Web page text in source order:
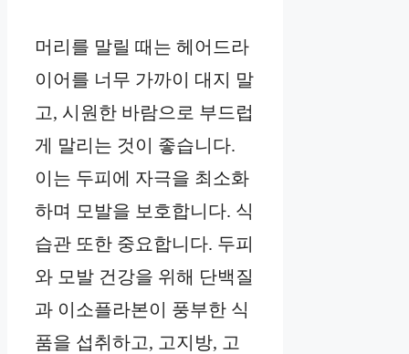
머리를 말릴 때는 헤어드라
이어를 너무 가까이 대지 말
고, 시원한 바람으로 부드럽
게 말리는 것이 좋습니다.
이는 두피에 자극을 최소화
하며 모발을 보호합니다. 식
습관 또한 중요합니다. 두피
와 모발 건강을 위해 단백질
과 이소플라본이 풍부한 식
품을 섭취하고, 고지방, 고